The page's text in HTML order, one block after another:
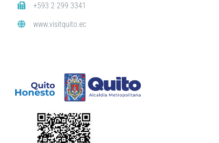
+593 2 299 3341
www.visitquito.ec